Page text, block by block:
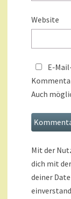
Website
E-
Auch
Mit der
dich mit
deiner